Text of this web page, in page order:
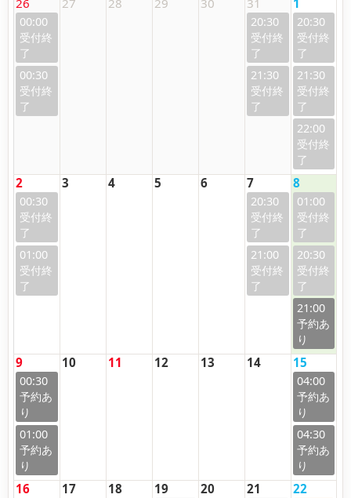
26
00:00
00:30
27 28 29 30 31
20:30
21:30
1
20:30
21:30
22:00
2
00:30
01:00
3 4 5 6 7
20:30
21:00
8
01:00
20:30
21:00
9
00:30
01:00
10 11 12 13 14 15
04:00
04:30
16 17 18 19 20 21 22